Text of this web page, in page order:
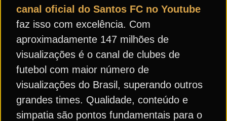
canal oficial do Santos FC no Youtube
faz isso com excelência. Com
aproximadamente 147 milhões de
visualizações é o canal de clubes de
futebol com maior número de
visualizações do Brasil, superando outros
grandes times. Qualidade, conteúdo e
simpatia são pontos fundamentais para o